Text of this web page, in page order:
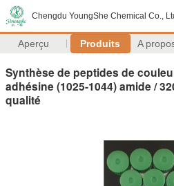
Chengdu YoungShe Chemical Co.,
Aperçu Produits A
Synthèse de peptides de
adhésine (1025-1044) amide /
qualité